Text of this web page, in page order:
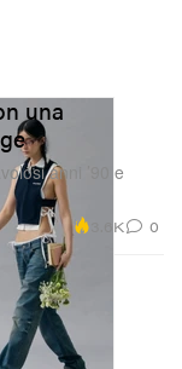
una
anni ’90 e
3.6K 0